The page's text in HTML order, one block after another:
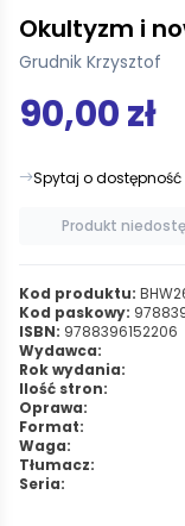
Okultyzm i
Grudnik Krzysztof
90,00 zł
Spytaj o dostępność
Produkt
Kod produktu:
Kod paskowy:
ISBN: 9788396152206
Wydawca:
Rok wydania:
Ilość stron:
Oprawa:
Format:
Waga:
Tłumacz:
Seria: